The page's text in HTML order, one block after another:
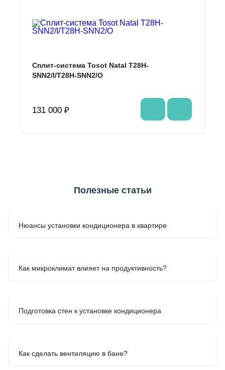
Сплит-система Tosot Natal T28H-
SNN2/I/T28H-SNN2/O
131 000 ₽
Полезные статьи
Нюансы установки кондиционера в квартире
Как микроклимат влияет на продуктивность?
Подготовка стен к установке кондиционера
Как сделать вентиляцию в бане?